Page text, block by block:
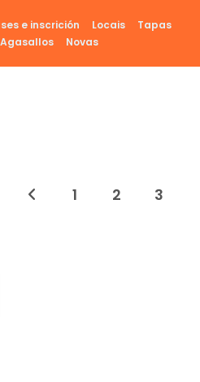
e inscrición Locais
Tapas
Agasallos Novas
Ir a la página anterior
1 2 3